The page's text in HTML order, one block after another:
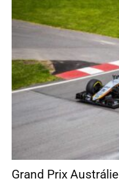
Grand Prix Austrálie